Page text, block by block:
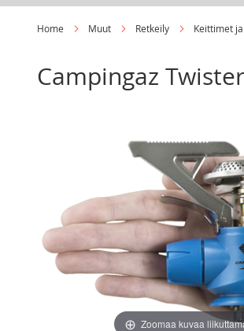
Home Muut Retkeily Keittimet
Campingaz
images
gallery
images
gallery
Zoomaa kuvaa